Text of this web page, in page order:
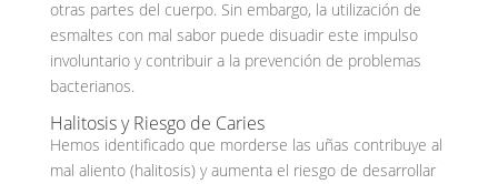
otras partes del cuerpo. Sin embargo, la utilización de
esmaltes con mal sabor puede disuadir este impulso
involuntario y contribuir a la prevención de problemas
bacterianos.
Halitosis y Riesgo de Caries
Hemos identificado que morderse las uñas contribuye al
mal aliento (halitosis) y aumenta el riesgo de desarrollar